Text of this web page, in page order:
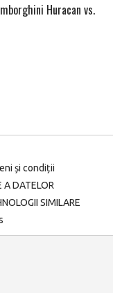
Huracan vs.
și condiții
A DATELOR
SIMILARE